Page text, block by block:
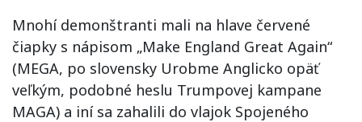
Mnohí demonštranti mali na hlave červené
čiapky s nápisom „Make England Great Again“
(MEGA, po slovensky Urobme Anglicko opäť
veľkým, podobné heslu Trumpovej kampane
MAGA) a iní sa zahalili do vlajok Spojeného